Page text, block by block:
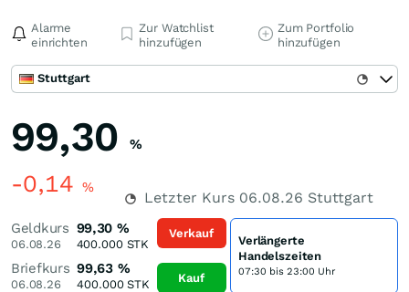
Alarme
einrichten
Zur Watchlist
hinzufügen
Zum Portfolio
hinzufügen
Stuttgart
99,30 %
-0,14 %
Letzter Kurs 06.08.26 Stuttgart
Geldkurs
06.08.26
99,30 %
400.000STK
Briefkurs
06.08.26
99,63 %
400.000STK
Verkauf
Kauf
Verlängerte
Handelszeiten
07:30 bis 23:00 Uhr